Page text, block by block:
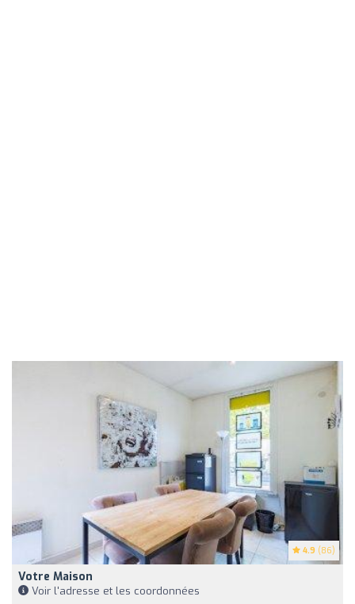
4.9 (86)
Votre Maison
Voir l'adresse et les coordonnées